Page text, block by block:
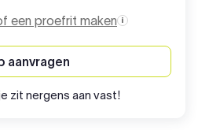
een proefrit maken
aanvragen
zit nergens aan vast!